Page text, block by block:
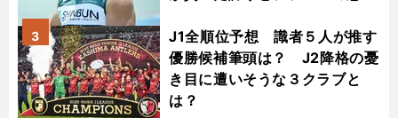
J1全順位予想 識者５人が推す
優勝候補筆頭は？ J2降格の憂
き目に遭いそうな３クラブと
は？
3